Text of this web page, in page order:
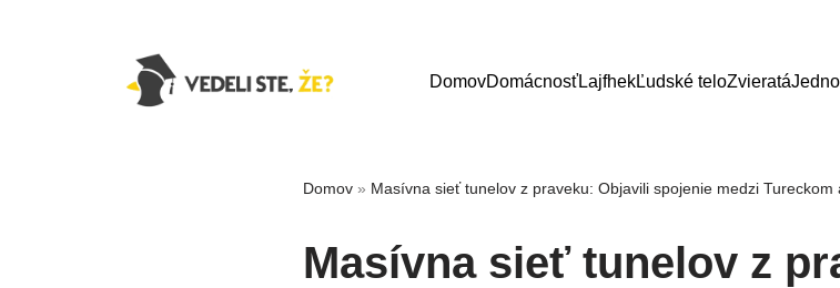
DomovDomácnosťLajfhekĽudské teloZvieratá
Domov » Masívna sieť tunelov z praveku: Objavili spojenie medzi Tureckom
Masívna sieť tunelov z